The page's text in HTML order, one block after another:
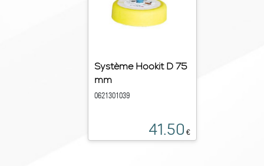
Système Hookit D 75
mm
0621301039
41.50 €